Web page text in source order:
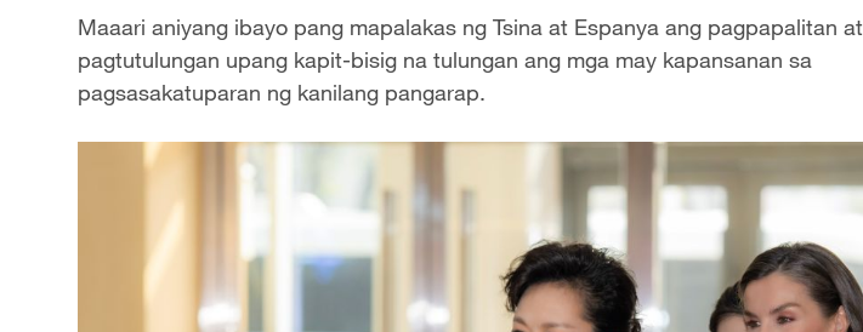
Maaari aniyang ibayo pang mapalakas ng Tsina at Espanya ang pagpapalitan at
pagtutulungan upang kapit-bisig na tulungan ang mga may kapansanan sa
pagsasakatuparan ng kanilang pangarap.